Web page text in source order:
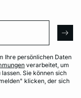
Ihre persönlichen Daten
verarbeitet, um
Sie können sich
klicken, der sich